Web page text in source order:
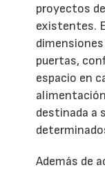
proyectos
existentes.
puertas,
espacio en
destinada a
Además de